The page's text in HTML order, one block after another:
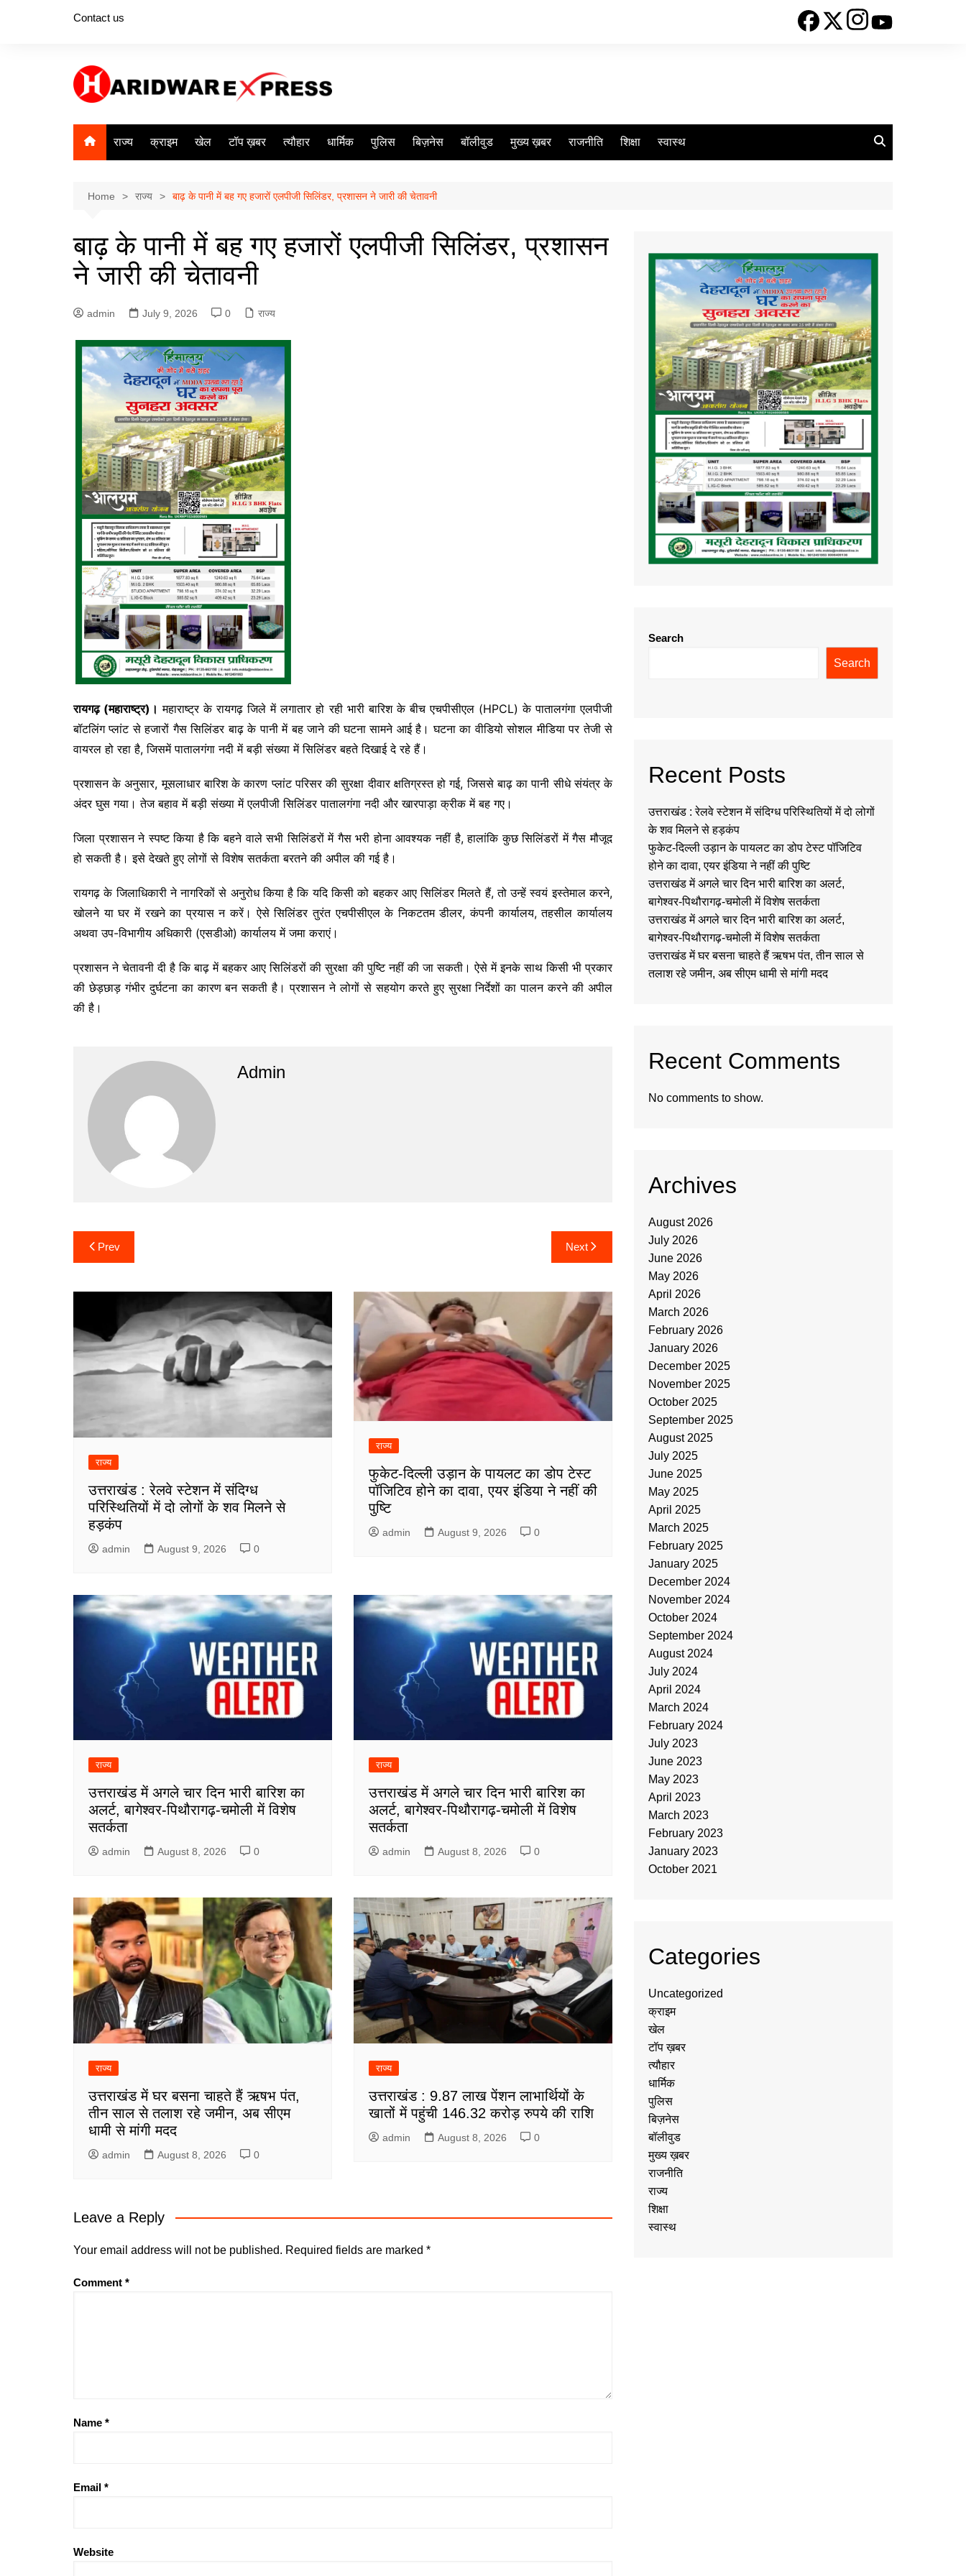
Contact us
राज्य क्राइम खेल टॉप ख़बर त्यौहार धार्मिक पुलिस बिज़नेस बॉलीवुड मुख्य ख़बर राजनीति शिक्षा स्वास्थ
Home राज्य बाढ़ के पानी में बह गए हजारों एलपीजी सिलिंडर, प्रशासन ने जारी की चेतावनी
बाढ़ के पानी में बह गए हजारों एलपीजी सिलिंडर, प्रशासन
ने जारी की चेतावनी
admin July 9, 2026 0 राज्य
रायगढ़ (महाराष्ट्र)। महाराष्ट्र के रायगढ़ जिले में लगातार हो रही भारी बारिश के बीच एचपीसीएल (HPCL) के पातालगंगा एलपीजी
बॉटलिंग प्लांट से हजारों गैस सिलिंडर बाढ़ के पानी में बह जाने की घटना सामने आई है। घटना का वीडियो सोशल मीडिया पर तेजी से
वायरल हो रहा है, जिसमें पातालगंगा नदी में बड़ी संख्या में सिलिंडर बहते दिखाई दे रहे हैं।
प्रशासन के अनुसार, मूसलाधार बारिश के कारण प्लांट परिसर की सुरक्षा दीवार क्षतिग्रस्त हो गई, जिससे बाढ़ का पानी सीधे संयंत्र के
अंदर घुस गया। तेज बहाव में बड़ी संख्या में एलपीजी सिलिंडर पातालगंगा नदी और खारपाड़ा क्रीक में बह गए।
जिला प्रशासन ने स्पष्ट किया है कि बहने वाले सभी सिलिंडरों में गैस भरी होना आवश्यक नहीं है, हालांकि कुछ सिलिंडरों में गैस मौजूद
हो सकती है। इसे देखते हुए लोगों से विशेष सतर्कता बरतने की अपील की गई है।
रायगढ़ के जिलाधिकारी ने नागरिकों से अनुरोध किया है कि यदि किसी को बहकर आए सिलिंडर मिलते हैं, तो उन्हें स्वयं इस्तेमाल करने,
खोलने या घर में रखने का प्रयास न करें। ऐसे सिलिंडर तुरंत एचपीसीएल के निकटतम डीलर, कंपनी कार्यालय, तहसील कार्यालय
अथवा उप-विभागीय अधिकारी (एसडीओ) कार्यालय में जमा कराएं।
प्रशासन ने चेतावनी दी है कि बाढ़ में बहकर आए सिलिंडरों की सुरक्षा की पुष्टि नहीं की जा सकती। ऐसे में इनके साथ किसी भी प्रकार
की छेड़छाड़ गंभीर दुर्घटना का कारण बन सकती है। प्रशासन ने लोगों से सहयोग करते हुए सुरक्षा निर्देशों का पालन करने की अपील
की है।
Admin
Post
navigation
Prev Next
राज्य
उत्तराखंड : रेलवे स्टेशन में संदिग्ध
परिस्थितियों में दो लोगों के शव मिलने से
हड़कंप
admin August 9, 2026 0
राज्य
फुकेट-दिल्ली उड़ान के पायलट का डोप टेस्ट
पॉजिटिव होने का दावा, एयर इंडिया ने नहीं की
पुष्टि
admin August 9, 2026 0
राज्य
उत्तराखंड में अगले चार दिन भारी बारिश का
अलर्ट, बागेश्वर-पिथौरागढ़-चमोली में विशेष
सतर्कता
admin August 8, 2026 0
राज्य
उत्तराखंड में अगले चार दिन भारी बारिश का
अलर्ट, बागेश्वर-पिथौरागढ़-चमोली में विशेष
सतर्कता
admin August 8, 2026 0
राज्य
उत्तराखंड में घर बसना चाहते हैं ऋषभ पंत,
तीन साल से तलाश रहे जमीन, अब सीएम
धामी से मांगी मदद
admin August 8, 2026 0
राज्य
उत्तराखंड : 9.87 लाख पेंशन लाभार्थियों के
खातों में पहुंची 146.32 करोड़ रुपये की राशि
admin August 8, 2026 0
Leave a Reply
Your email address will not be published. Required fields are marked *
Comment *
Name *
Email *
Website
Search
Search
Recent Posts
उत्तराखंड : रेलवे स्टेशन में संदिग्ध परिस्थितियों में दो लोगों
के शव मिलने से हड़कंप
फुकेट-दिल्ली उड़ान के पायलट का डोप टेस्ट पॉजिटिव
होने का दावा, एयर इंडिया ने नहीं की पुष्टि
उत्तराखंड में अगले चार दिन भारी बारिश का अलर्ट,
बागेश्वर-पिथौरागढ़-चमोली में विशेष सतर्कता
उत्तराखंड में अगले चार दिन भारी बारिश का अलर्ट,
बागेश्वर-पिथौरागढ़-चमोली में विशेष सतर्कता
उत्तराखंड में घर बसना चाहते हैं ऋषभ पंत, तीन साल से
तलाश रहे जमीन, अब सीएम धामी से मांगी मदद
Recent Comments
No comments to show.
Archives
August 2026
July 2026
June 2026
May 2026
April 2026
March 2026
February 2026
January 2026
December 2025
November 2025
October 2025
September 2025
August 2025
July 2025
June 2025
May 2025
April 2025
March 2025
February 2025
January 2025
December 2024
November 2024
October 2024
September 2024
August 2024
July 2024
April 2024
March 2024
February 2024
July 2023
June 2023
May 2023
April 2023
March 2023
February 2023
January 2023
October 2021
Categories
Uncategorized
क्राइम
खेल
टॉप ख़बर
त्यौहार
धार्मिक
पुलिस
बिज़नेस
बॉलीवुड
मुख्य ख़बर
राजनीति
राज्य
शिक्षा
स्वास्थ